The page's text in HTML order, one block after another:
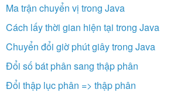
Ma trận chuyển vị trong Java
Cách lấy thời gian hiện tại trong Java
Chuyển đổi giờ phút giây trong Java
Đổi số bát phân sang thập phân
Đổi thập lục phân => thập phân